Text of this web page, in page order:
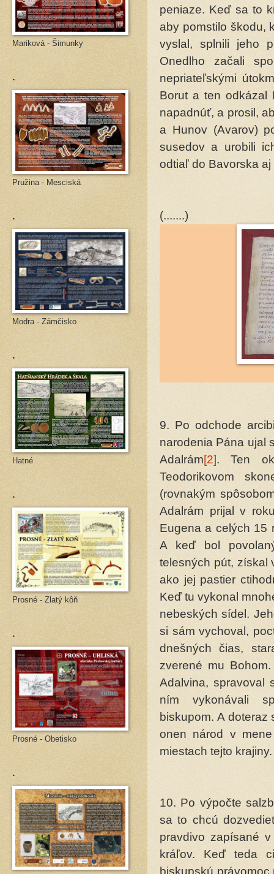
peniaze. Keď sa to
aby pomstilo škodu,
vyslal, splnili jeho
Onedlho začali
nepriateľskými
Borut a ten odkázal
napadnúť, a prosil,
a Hunov (Avarov)
susedov a uro­bili
odtiaľ do Bavorska
(.......)
9. Po odchode
narodenia Pána ujal
Adalrám[2]. Ten
Teodorikovom
(rovnakým
Adalrám prijal v
Eugena a celých 15
A keď bol
telesných pút, získal
ako jej pastier
Keď tu vykonal
nebeských sídel.
si sám vycho­val,
dnešných čias,
zverené mu
Adalvina, spravoval
ním vykonávali
biskupom. A
onen národ v
miestach tejto krajiny.
10. Po výpočte
sa to chcú
pravdivo zapísané
kráľov. Keď teda
Mariková - Šimunky
.
Pružina - Mesciská
.
Modra - Zámčisko
.
Hatné
.
Prosné - Zlatý kôň
.
Prosné - Obetisko
.